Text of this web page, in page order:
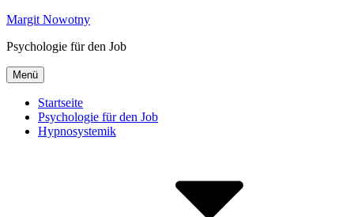
Inhalte
Margit Nowotny
Psychologie für den Job
Menü
Startseite
Psychologie für den Job
Hypnosystemik